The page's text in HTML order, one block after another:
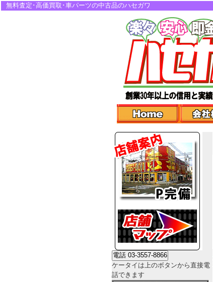
無料査定･高価買取･車パーツの中古品のハセガワ
ケータイは上のボタンから直接電
話できます